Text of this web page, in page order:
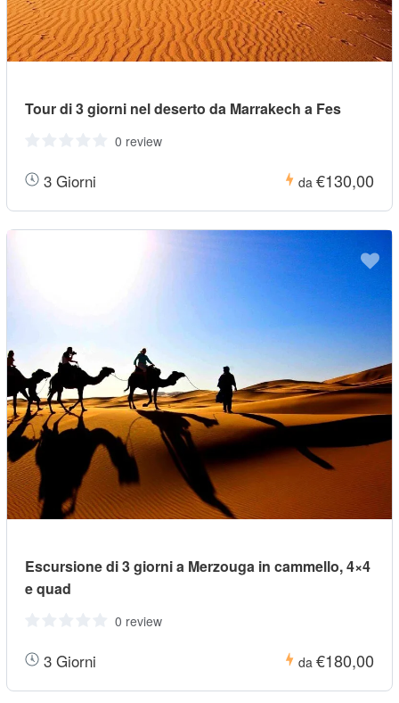
Tour di 3 giorni nel deserto da Marrakech a Fes
0 review
3 Giorni da €130,00
Escursione di 3 giorni a Merzouga in cammello, 4×4
e quad
0 review
3 Giorni da €180,00